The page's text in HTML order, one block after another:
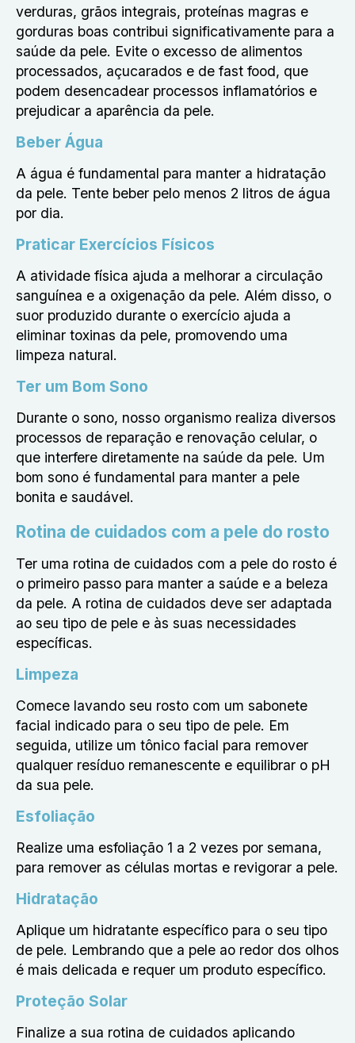
verduras, grãos integrais, proteínas magras e
gorduras boas contribui significativamente para a
saúde da pele. Evite o excesso de alimentos
processados, açucarados e de fast food, que
podem desencadear processos inflamatórios e
prejudicar a aparência da pele.
Beber Água
A água é fundamental para manter a hidratação
da pele. Tente beber pelo menos 2 litros de água
por dia.
Praticar Exercícios Físicos
A atividade física ajuda a melhorar a circulação
sanguínea e a oxigenação da pele. Além disso, o
suor produzido durante o exercício ajuda a
eliminar toxinas da pele, promovendo uma
limpeza natural.
Ter um Bom Sono
Durante o sono, nosso organismo realiza diversos
processos de reparação e renovação celular, o
que interfere diretamente na saúde da pele. Um
bom sono é fundamental para manter a pele
bonita e saudável.
Rotina de cuidados com a pele do rosto
Ter uma rotina de cuidados com a pele do rosto é
o primeiro passo para manter a saúde e a beleza
da pele. A rotina de cuidados deve ser adaptada
ao seu tipo de pele e às suas necessidades
específicas.
Limpeza
Comece lavando seu rosto com um sabonete
facial indicado para o seu tipo de pele. Em
seguida, utilize um tônico facial para remover
qualquer resíduo remanescente e equilibrar o pH
da sua pele.
Esfoliação
Realize uma esfoliação 1 a 2 vezes por semana,
para remover as células mortas e revigorar a pele.
Hidratação
Aplique um hidratante específico para o seu tipo
de pele. Lembrando que a pele ao redor dos olhos
é mais delicada e requer um produto específico.
Proteção Solar
Finalize a sua rotina de cuidados aplicando